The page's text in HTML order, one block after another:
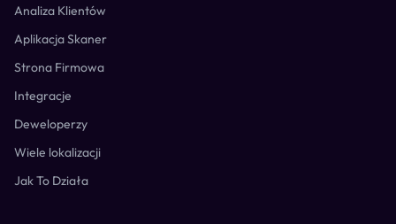
Analiza Klientów
Aplikacja Skaner
Strona Firmowa
Integracje
Deweloperzy
Wiele lokalizacji
Jak To Działa